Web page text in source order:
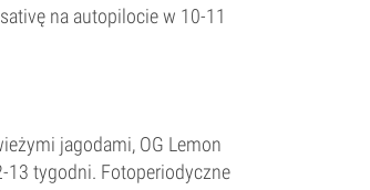
na autopilocie w 10-11
jagodami, OG Lemon
13 tygodni. Fotoperiodyczne